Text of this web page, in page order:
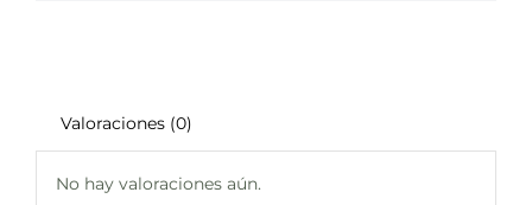
Valoraciones (0)
No hay valoraciones aún.